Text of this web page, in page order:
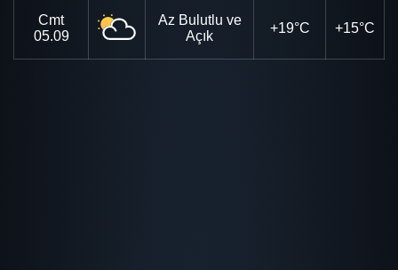
Cmt
05.09
Az Bulutlu ve
Açık
+19°C +15°C